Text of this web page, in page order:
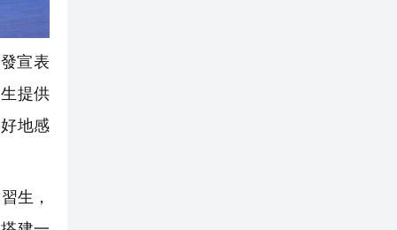
宣表
提供
地感
生，